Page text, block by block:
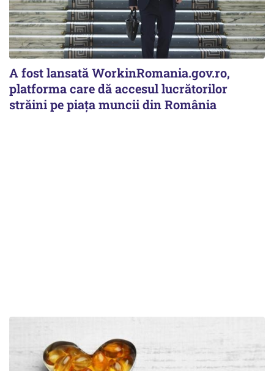
A fost lansată WorkinRomania.gov.ro,
platforma care dă accesul lucrătorilor
străini pe piața muncii din România